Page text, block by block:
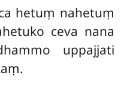
hetuṃ nahetuṃ
ceva nana
uppajjati